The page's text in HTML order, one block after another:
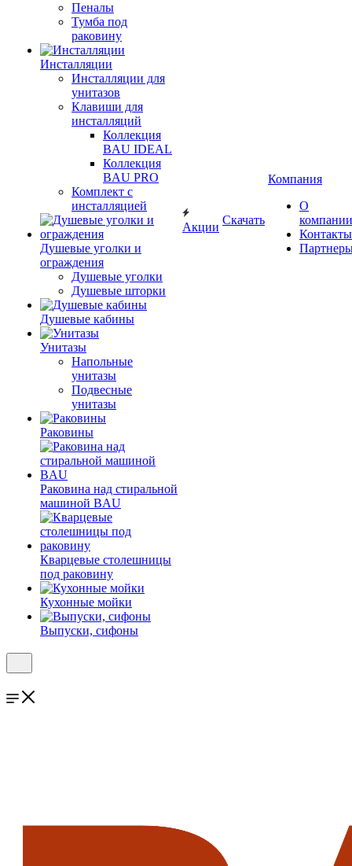
Пеналы
Тумба под
раковину
Инсталляции
Инсталляции для
унитазов
Клавиши для
инсталляций
Коллекция
BAU IDEAL
Коллекция
BAU PRO
Комплект с
инсталляцией
Душевые уголки и
ограждения
Душевые уголки
Душевые шторки
Душевые кабины
Унитазы
Напольные
унитазы
Подвесные
унитазы
Раковины
Раковина над стиральной
машиной BAU
Кварцевые столешницы
под раковину
Кухонные мойки
Выпуски, сифоны
Акции
Скачать
Компания
О
компании
Контакты